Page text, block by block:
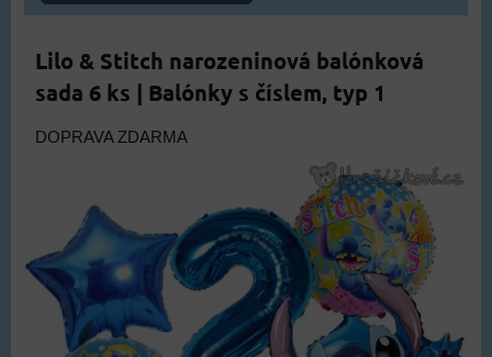
Lilo & Stitch narozeninová balónková
sada 6 ks | Balónky s číslem, typ 1
DOPRAVA ZDARMA